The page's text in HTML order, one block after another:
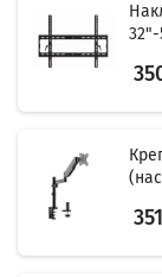
32"-